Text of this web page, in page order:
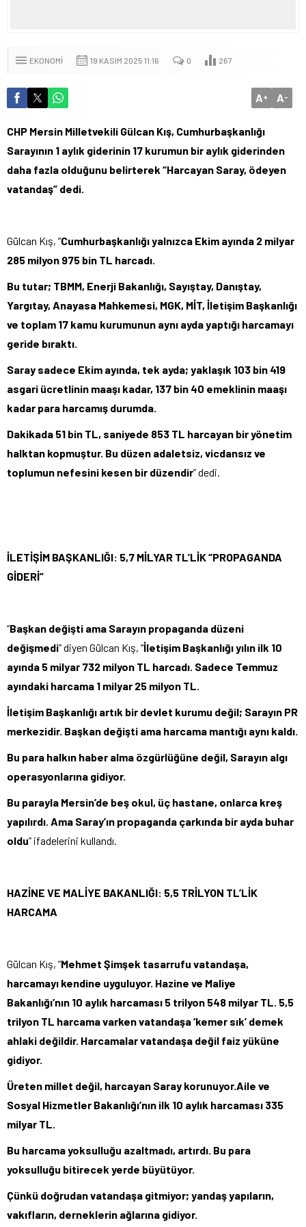
EKONOMI 19 KASIM 2025 11:16 0 267
A+ A-
CHP Mersin Milletvekili Gülcan Kış, Cumhurbaşkanlığı
Sarayının 1 aylık giderinin 17 kurumun bir aylık giderinden
daha fazla olduğunu belirterek “Harcayan Saray, ödeyen
vatandaş” dedi.
Gülcan Kış, “Cumhurbaşkanlığı yalnızca Ekim ayında 2 milyar
285 milyon 975 bin TL harcadı.
Bu tutar; TBMM, Enerji Bakanlığı, Sayıştay, Danıştay,
Yargıtay, Anayasa Mahkemesi, MGK, MİT, İletişim Başkanlığı
ve toplam 17 kamu kurumunun aynı ayda yaptığı harcamayı
geride bıraktı.
Saray sadece Ekim ayında, tek ayda; yaklaşık 103 bin 419
asgari ücretlinin maaşı kadar, 137 bin 40 emeklinin maaşı
kadar para harcamış durumda.
Dakikada 51 bin TL, saniyede 853 TL harcayan bir yönetim
halktan kopmuştur. Bu düzen adaletsiz, vicdansız ve
toplumun nefesini kesen bir düzendir” dedi.
İLETİŞİM BAŞKANLIĞI: 5,7 MİLYAR TL’LİK “PROPAGANDA
GİDERİ”
“Başkan değişti ama Sarayın propaganda düzeni
değişmedi” diyen Gülcan Kış, “İletişim Başkanlığı yılın ilk 10
ayında 5 milyar 732 milyon TL harcadı. Sadece Temmuz
ayındaki harcama 1 milyar 25 milyon TL.
İletişim Başkanlığı artık bir devlet kurumu değil; Sarayın PR
merkezidir. Başkan değişti ama harcama mantığı aynı kaldı.
Bu para halkın haber alma özgürlüğüne değil, Sarayın algı
operasyonlarına gidiyor.
Bu parayla Mersin’de beş okul, üç hastane, onlarca kreş
yapılırdı. Ama Saray’ın propaganda çarkında bir ayda buhar
oldu” ifadelerini kullandı.
HAZİNE VE MALİYE BAKANLIĞI: 5,5 TRİLYON TL’LİK
HARCAMA
Gülcan Kış, “Mehmet Şimşek tasarrufu vatandaşa,
harcamayı kendine uyguluyor. Hazine ve Maliye
Bakanlığı’nın 10 aylık harcaması 5 trilyon 548 milyar TL. 5,5
trilyon TL harcama varken vatandaşa ‘kemer sık’ demek
ahlaki değildir. Harcamalar vatandaşa değil faiz yüküne
gidiyor.
Üreten millet değil, harcayan Saray korunuyor.Aile ve
Sosyal Hizmetler Bakanlığı’nın ilk 10 aylık harcaması 335
milyar TL.
Bu harcama yoksulluğu azaltmadı, artırdı. Bu para
yoksulluğu bitirecek yerde büyütüyor.
Çünkü doğrudan vatandaşa gitmiyor; yandaş yapıların,
vakıfların, derneklerin ağlarına gidiyor.